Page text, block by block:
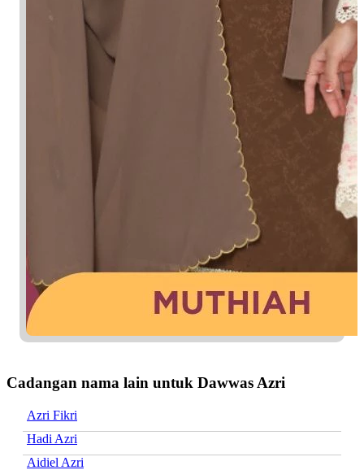
Cadangan nama lain untuk Dawwas Azri
Azri Fikri
Hadi Azri
Aidiel Azri